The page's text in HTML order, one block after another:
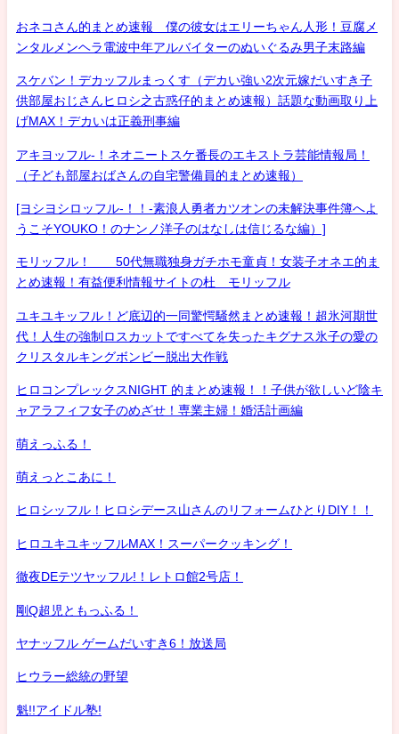
おネコさん的まとめ速報 僕の彼女はエリーちゃん人形！豆腐メ
ンタルメンヘラ電波中年アルバイターのぬいぐるみ男子末路編
スケバン！デカッフルまっくす（デカい強い2次元嫁だいすき子
供部屋おじさんヒロシ之古惑仔的まとめ速報）話題な動画取り上
げMAX！デカいは正義刑事編
アキヨッフル-！ネオニートスケ番長のエキストラ芸能情報局！
（子ども部屋おばさんの自宅警備員的まとめ速報）
[ヨシヨシロッフル-！！-素浪人勇者カツオンの未解決事件簿へよ
うこそYOUKO！のナンノ洋子のはなしは信じるな編）]
モリッフル！ 50代無職独身ガチホモ童貞！女装子オネエ的ま
とめ速報！有益便利情報サイトの杜 モリッフル
ユキユキッフル！ど底辺的一同驚愕騒然まとめ速報！超氷河期世
代！人生の強制ロスカットですべてを失ったキグナス氷子の愛の
クリスタルキングボンビー脱出大作戦
ヒロコンプレックスNIGHT 的まとめ速報！！子供が欲しいど陰キ
ャアラフィフ女子のめざせ！専業主婦！婚活計画編
萌えっふる！
萌えっとこあに！
ヒロシッフル！ヒロシデース山さんのリフォームひとりDIY！！
ヒロユキユキッフルMAX！スーパークッキング！
徹夜DEテツヤッフル!！レトロ館2号店！
剛Q超児ともっふる！
ヤナッフル ゲームだいすき6！放送局
ヒウラー総統の野望
魁!!アイドル塾!